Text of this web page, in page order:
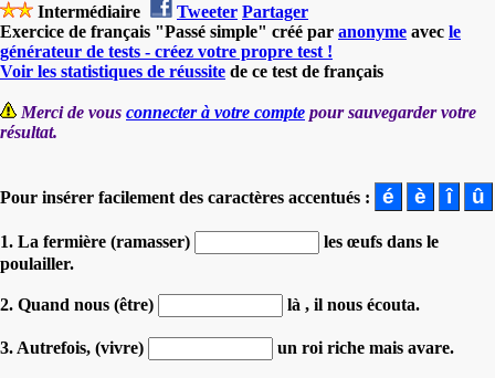
Intermédiaire Tweeter Partager
Exercice de français "Passé simple" créé par anonyme avec le
générateur de tests - créez votre propre test !
Voir les statistiques de réussite de ce test de français
Merci de vous connecter à votre compte pour sauvegarder votre
résultat.
Pour insérer facilement des caractères accentués :
1. La fermière (ramasser)
les œufs dans le
poulailler.
2. Quand nous (être) là , il nous écouta.
3. Autrefois, (vivre) un roi riche mais avare.